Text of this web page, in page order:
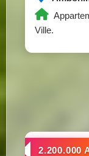
Ville.
a louer
2.200.000